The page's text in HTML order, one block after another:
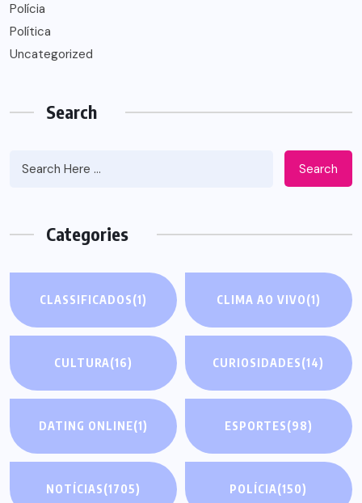
Polícia
Política
Uncategorized
Search
Search
Categories
CLASSIFICADOS(1) CLIMA AO VIVO(1)
CULTURA(16) CURIOSIDADES(14)
DATING ONLINE(1) ESPORTES(98)
NOTÍCIAS(1705) POLÍCIA(150)